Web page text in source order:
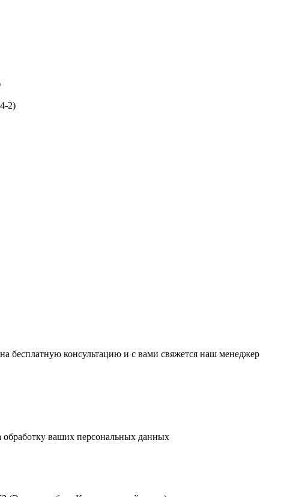
2)
бесплатную консультацию и с вами свяжется наш менеджер
обработку ваших персональных данных